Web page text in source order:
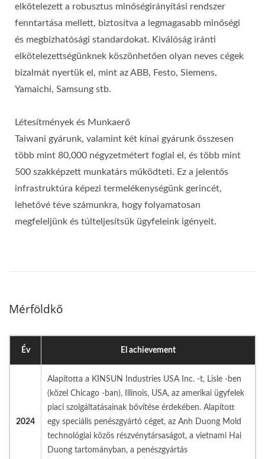
elkötelezett a robusztus minőségirányítási rendszer
fenntartása mellett, biztosítva a legmagasabb minőségi
és megbízhatósági standardokat. Kiválóság iránti
elkötelezettségünknek köszönhetően olyan neves cégek
bizalmát nyertük el, mint az ABB, Festo, Siemens,
Yamaichi, Samsung stb.
Létesítmények és Munkaerő
Taiwani gyárunk, valamint két kínai gyárunk összesen
több mint 80,000 négyzetmétert foglal el, és több mint
500 szakképzett munkatárs működteti. Ez a jelentős
infrastruktúra képezi termelékenységünk gerincét,
lehetővé téve számunkra, hogy folyamatosan
megfeleljünk és túlteljesítsük ügyfeleink igényeit.
Mérföldkő
Év El achievement
2024
Alapította a KINSUN Industries USA Inc. -t, Lisle -ben
(közel Chicago -ban), Illinois, USA, az amerikai ügyfelek
piaci szolgáltatásainak bővítése érdekében. Alapított
egy speciális penészgyártó céget, az Anh Duong Mold
technológiai közös részvénytársaságot, a vietnami Hai
Duong tartományban, a penészgyártás